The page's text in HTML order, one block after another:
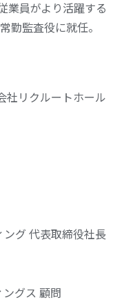
業員がより活躍する
勤監査役に就任。
社リクルートホール
グ 代表取締役社長
グス 顧問